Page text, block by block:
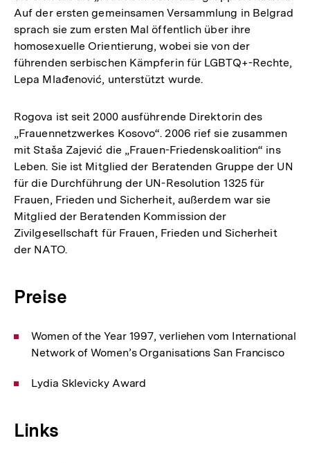
Auf der ersten gemeinsamen Versammlung in Belgrad
sprach sie zum ersten Mal öffentlich über ihre
homosexuelle Orientierung, wobei sie von der
führenden serbischen Kämpferin für LGBTQ+-Rechte,
Lepa Mlađenović, unterstützt wurde.
Rogova ist seit 2000 ausführende Direktorin des
„Frauennetzwerkes Kosovo“. 2006 rief sie zusammen
mit Staša Zajević die „Frauen-Friedenskoalition“ ins
Leben. Sie ist Mitglied der Beratenden Gruppe der UN
für die Durchführung der UN-Resolution 1325 für
Frauen, Frieden und Sicherheit, außerdem war sie
Mitglied der Beratenden Kommission der
Zivilgesellschaft für Frauen, Frieden und Sicherheit
der NATO.
Preise
Women of the Year 1997, verliehen vom International
Network of Women’s Organisations San Francisco
Lydia Sklevicky Award
Links